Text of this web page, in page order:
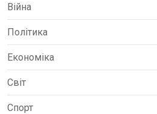
Війна
Політика
Економіка
Світ
Спорт